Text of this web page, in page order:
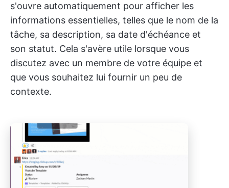
s'ouvre automatiquement pour afficher les
informations essentielles, telles que le nom de la
tâche, sa description, sa date d'échéance et
son statut. Cela s'avère utile lorsque vous
discutez avec un membre de votre équipe et
que vous souhaitez lui fournir un peu de
contexte.